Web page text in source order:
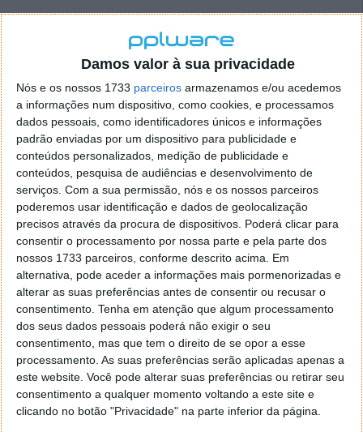
Damos valor à sua privacidade
Nós e os nossos 1733 parceiros armazenamos e/ou acedemos
a informações num dispositivo, como cookies, e processamos
dados pessoais, como identificadores únicos e informações
padrão enviadas por um dispositivo para publicidade e
conteúdos personalizados, medição de publicidade e
conteúdos, pesquisa de audiências e desenvolvimento de
serviços. Com a sua permissão, nós e os nossos parceiros
poderemos usar identificação e dados de geolocalização
precisos através da procura de dispositivos. Poderá clicar para
consentir o processamento por nossa parte e pela parte dos
nossos 1733 parceiros, conforme descrito acima. Em
alternativa, pode aceder a informações mais pormenorizadas e
alterar as suas preferências antes de consentir ou recusar o
consentimento. Tenha em atenção que algum processamento
dos seus dados pessoais poderá não exigir o seu
consentimento, mas que tem o direito de se opor a esse
processamento. As suas preferências serão aplicadas apenas a
este website. Você pode alterar suas preferências ou retirar seu
consentimento a qualquer momento voltando a este site e
clicando no botão "Privacidade" na parte inferior da página.
DuckDuckGo enviou uma declaração à publicação
onde era dito que será mais clara com a parceria
Microsoft e que continuará a melhorar o direito dos
utilizadores à privacidade:
Sempre tivemos o maior cuidado em nunca
prometer o anonimato durante a navegação,
porque isso francamente não é possível, dada
a rapidez com que os localizadores mudam a
forma como trabalham para escapar às
proteções e às ferramentas que atualmente
oferecemos (...).
Do que estamos aqui a falar é de uma
proteção acima e abaixo que a maioria dos
navegadores nem sequer tenta fazer - ou seja,
bloquear scripts de seguimento de terceiros
antes de serem carregados em websites de
terceiros. Porque estamos a fazer isto onde
podemos, os utilizadores ainda estão a obter
significativamente mais proteção de
privacidade com o DuckDuckGo do que se